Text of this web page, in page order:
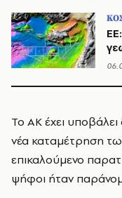
Το AK έχει
νέα καταμέτρηση
επικαλούμενο
ψήφοι ήταν